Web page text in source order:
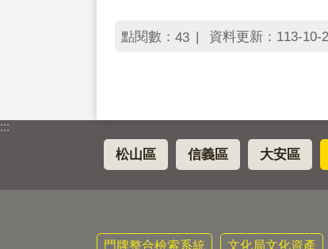
點閱數： 43 資料更新：113-10-
:::
松山區 信義區 大安區
門牌整合檢索系統 文化局文化資產